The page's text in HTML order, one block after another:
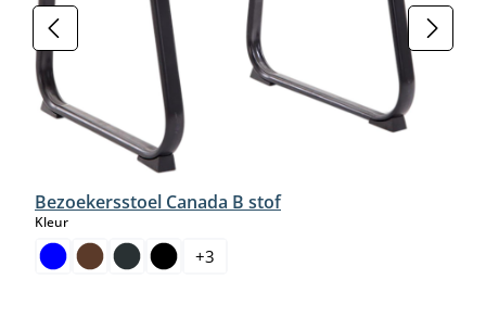
Bezoekersstoel Canada B stof
Kleurselect
+3